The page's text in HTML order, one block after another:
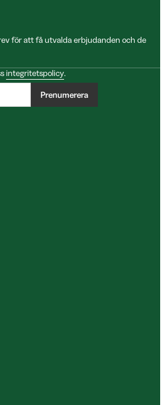
för att få utvalda erbjudanden och de
integritetspolicy.
Prenumerera